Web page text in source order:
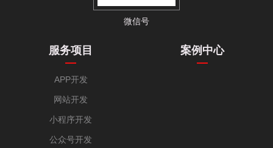
微信号
服务项目
APP开发
网站开发
小程序开发
公众号开发
案例中心